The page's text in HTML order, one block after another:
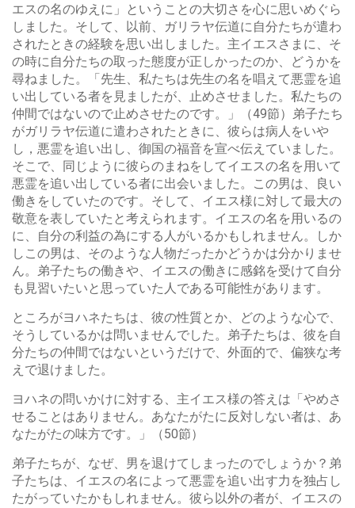
エスの名のゆえに」ということの大切さを心に思いめぐら
しました。そして、以前、ガリラヤ伝道に自分たちが遣わ
されたときの経験を思い出しました。主イエスさまに、そ
の時に自分たちの取った態度が正しかったのか、どうかを
尋ねました。「先生、私たちは先生の名を唱えて悪霊を追
い出している者を見ましたが、止めさせました。私たちの
仲間ではないので止めさせたのです。」（49節）弟子たち
がガリラヤ伝道に遣わされたときに、彼らは病人をいや
し，悪霊を追い出し、御国の福音を宣べ伝えていました。
そこで、同じように彼らのまねをしてイエスの名を用いて
悪霊を追い出している者に出会いました。この男は、良い
働きをしていたのです。そして、イエス様に対して最大の
敬意を表していたと考えられます。イエスの名を用いるの
に、自分の利益の為にする人がいるかもしれません。しか
しこの男は、そのような人物だったかどうかは分かりませ
ん。弟子たちの働きや、イエスの働きに感銘を受けて自分
も見習いたいと思っていた人である可能性があります。
ところがヨハネたちは、彼の性質とか、どのような心で、
そうしているかは問いませんでした。弟子たちは、彼を自
分たちの仲間ではないというだけで、外面的で、偏狭な考
えで退けました。
ヨハネの問いかけに対する、主イエス様の答えは「やめさ
せることはありません。あなたがたに反対しない者は、あ
なたがたの味方です。」（50節）
弟子たちが、なぜ、男を退けてしまったのでしょうか？弟
子たちは、イエスの名によって悪霊を追い出す力を独占し
たがっていたかもしれません。彼ら以外の者が、イエスの